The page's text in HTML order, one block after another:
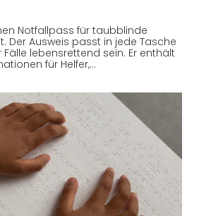
Notfallpass für taubblinde
Der Ausweis passt in jede Tasche
lebensrettend sein. Er enthält
für Helfer,…